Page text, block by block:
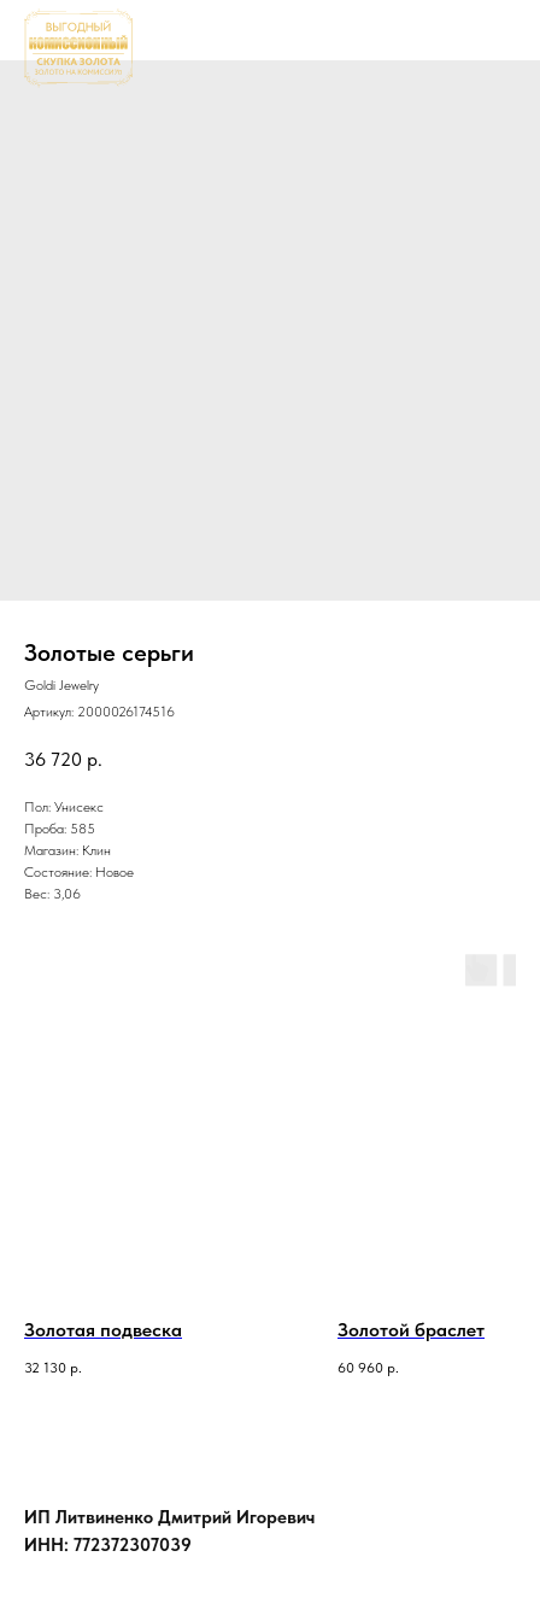
Золотые серьги
Goldi Jewelry
Артикул: 2000026174516
36 720 р.
Пол: Унисекс
Проба: 585
Магазин: Клин
Состояние: Новое
Вес: 3,06
Золотая подвеска
32 130 р.
Золотой браслет
60 960 р.
ИП Литвиненко Дмитрий Игоревич
ИНН: 772372307039